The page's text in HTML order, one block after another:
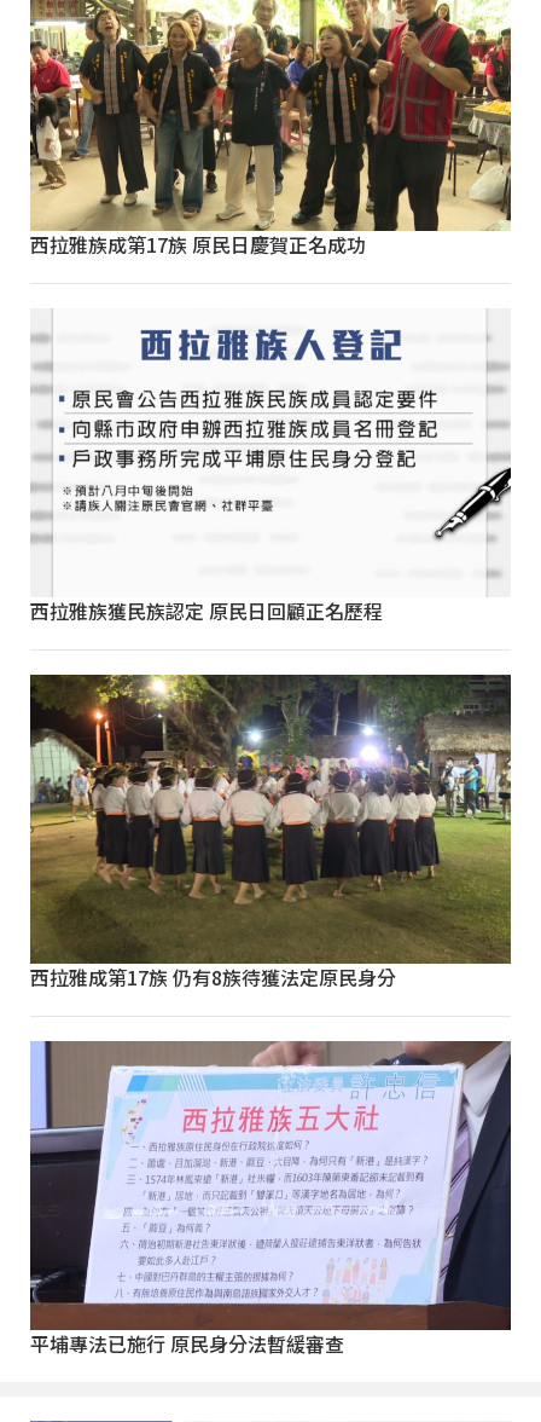
西拉雅族成第17族 原民日慶賀正名成功
西拉雅族獲民族認定 原民日回顧正名歷程
西拉雅成第17族 仍有8族待獲法定原民身分
平埔專法已施行 原民身分法暫緩審查